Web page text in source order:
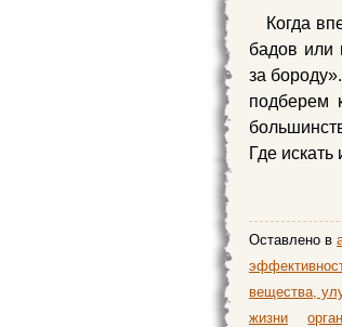
Когда
бадов или
за
подберем
Где
Оставлено в
вещества,
жизни